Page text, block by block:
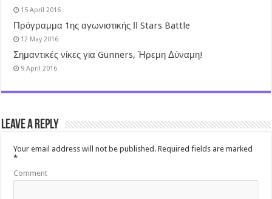
15 April 2016
Πρόγραμμα 1ης αγωνιστικής ΙΙ Stars Battle
12 May 2016
Σημαντικές νίκες για Gunners, Ήρεμη Δύναμη!
9 April 2016
Leave a Reply
Your email address will not be published. Required fields are marked
*
Comment